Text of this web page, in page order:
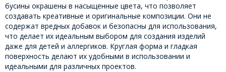
бусины окрашены в насыщенные цвета, что позволяет
создавать креативные и оригинальные композиции. Они не
содержат вредных добавок и безопасны для использования,
что делает их идеальным выбором для создания изделий
даже для детей и аллергиков. Круглая форма и гладкая
поверхность делают их удобными в использовании и
идеальными для различных проектов.